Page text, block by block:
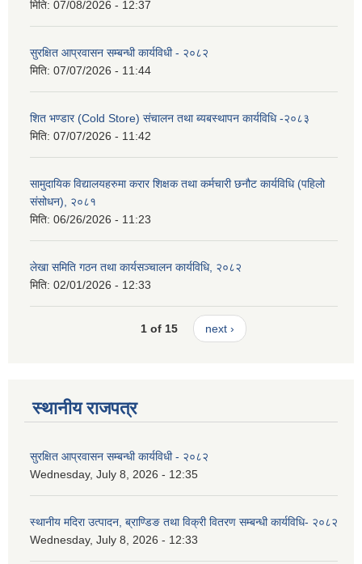
मिति: 07/08/2026 - 12:37
सुरक्षित आप्रवासन सम्बन्धी कार्यविधी - २०८२
मिति: 07/07/2026 - 11:44
शित भण्डार (Cold Store) संचालन तथा ब्यबस्थापन कार्यविधि -२०८३
मिति: 07/07/2026 - 11:42
सामुदायिक विद्यालयहरुमा करार शिक्षक तथा कर्मचारी छनौट कार्यविधि (पहिलो
संसोधन), २०८१
मिति: 06/26/2026 - 11:23
लेखा समिति गठन तथा कार्यसञ्चालन कार्यविधि, २०८२
मिति: 02/01/2026 - 12:33
1 of 15 next ›
स्थानीय राजपत्र
सुरक्षित आप्रवासन सम्बन्धी कार्यविधी - २०८२
Wednesday, July 8, 2026 - 12:35
स्थानीय मदिरा उत्पादन, ब्राण्डिङ तथा विक्री वितरण सम्बन्धी कार्यविधि- २०८२
Wednesday, July 8, 2026 - 12:33